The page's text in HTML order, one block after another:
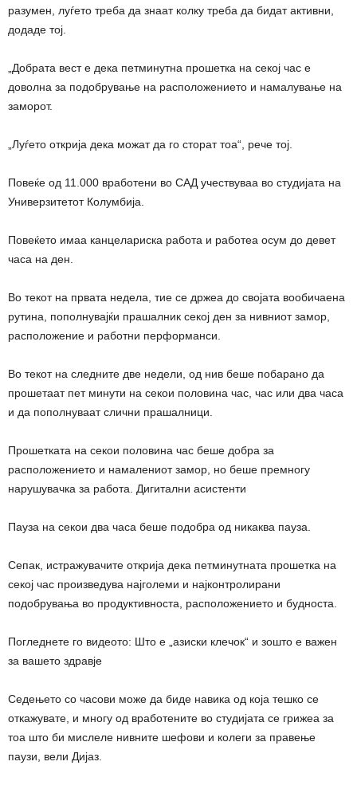
разумен, луѓето треба да знаат колку треба да бидат активни,
додаде тој.
„Добрата вест е дека петминутна прошетка на секој час е
доволна за подобрување на расположението и намалување на
заморот.
„Луѓето открија дека можат да го сторат тоа“, рече тој.
Повеќе од 11.000 вработени во САД учествуваа во студијата на
Универзитетот Колумбија.
Повеќето имаа канцелариска работа и работеа осум до девет
часа на ден.
Во текот на првата недела, тие се држеа до својата вообичаена
рутина, пополнувајќи прашалник секој ден за нивниот замор,
расположение и работни перформанси.
Во текот на следните две недели, од нив беше побарано да
прошетаат пет минути на секои половина час, час или два часа
и да пополнуваат слични прашалници.
Прошетката на секои половина час беше добра за
расположението и намалениот замор, но беше премногу
нарушувачка за работа. Дигитални асистенти
Пауза на секои два часа беше подобра од никаква пауза.
Сепак, истражувачите открија дека петминутната прошетка на
секој час произведува најголеми и најконтролирани
подобрувања во продуктивноста, расположението и будноста.
Погледнете го видеото: Што е „азиски клечок“ и зошто е важен
за вашето здравје
Седењето со часови може да биде навика од која тешко се
откажувате, и многу од вработените во студијата се грижеа за
тоа што би мислеле нивните шефови и колеги за правење
паузи, вели Дијаз.